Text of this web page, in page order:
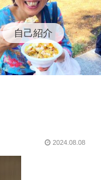
自己紹介
2024.08.08